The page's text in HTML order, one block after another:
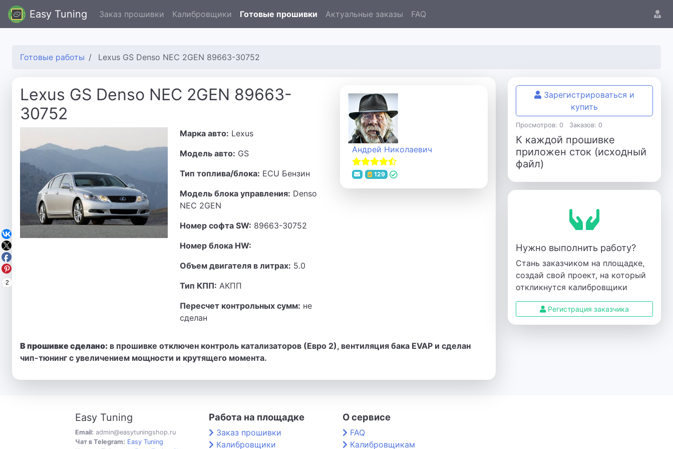
Easy Tuning Заказ прошивки Калибровщики Готовые прошивки Актуальные заказы FAQ
Готовые работы Lexus GS Denso NEC 2GEN 89663-30752
Lexus GS Denso NEC 2GEN 89663-
30752
Марка авто: Lexus
Модель авто: GS
Тип топлива/блока: ECU Бензин
Модель блока управления: Denso
NEC 2GEN
Номер софта SW: 89663-30752
Номер блока HW:
Объем двигателя в литрах: 5.0
Тип КПП: АКПП
Пересчет контрольных сумм: не
сделан
Андрей Николаевич
129
В прошивке сделано: в прошивке отключен контроль катализаторов (Евро 2), вентиляция бака EVAP и сделан
чип-тюнинг с увеличением мощности и крутящего момента.
Зарегистрироваться и
купить
Просмотров: 0 Заказов: 0
К каждой прошивке
приложен сток (исходный
файл)
Нужно выполнить работу?
Стань заказчиком на площадке,
создай свой проект, на который
откликнутся калибровщики
Регистрация заказчика
2
Easy Tuning
Email: admin@easytuningshop.ru
Чат в Telegram: Easy Tuning
Работа на площадке
Заказ прошивки
Калибровщики
О сервисе
FAQ
Калибровщикам